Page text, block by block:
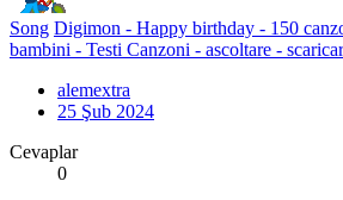
Song Digimon - Happy birthday - 150
bambini - Testi Canzoni - ascoltare -
alemextra
25 Şub 2024
Cevaplar
0